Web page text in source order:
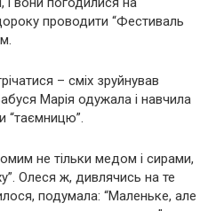
проводити “Фестиваль
– сміх зруйнував
Марія одужала і навчила
“таємницю”.
не тільки медом і сирами,
Олеся ж, дивлячись на те
подумала: “Маленьке, але